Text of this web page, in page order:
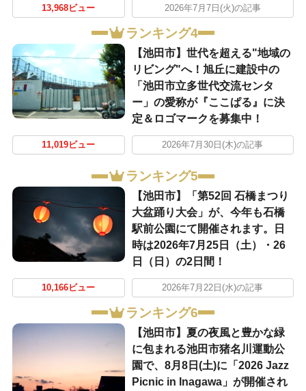
13,968ビュー 2026年7月7日(火)の記事
ランキング4
【池田市】世代を超える"地域の
リビング"へ！旭丘に建設中の
「池田市立多世代交流センタ
ー」の愛称が『ここぱる』に決
定＆ロゴマークを募集中！
11,019ビュー 2026年7月30日(木)の記事
ランキング5
【池田市】「第52回 石橋まつり
大盆踊り大会」が、今年も石橋
駅前公園にて開催されます。日
時は2026年7月25日（土）・26
日（日）の2日間！
10,166ビュー 2026年7月22日(水)の記事
ランキング6
【池田市】夏の夜風と豊かな緑
に包まれる池田市猪名川運動公
園で、8月8日(土)に「2026 Jazz
Picnic in Inagawa」が開催され